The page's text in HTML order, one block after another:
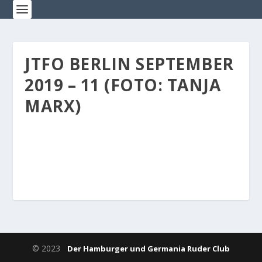
JTFO BERLIN SEPTEMBER
2019 – 11 (FOTO: TANJA
MARX)
© 2023 Der Hamburger und Germania Ruder Club